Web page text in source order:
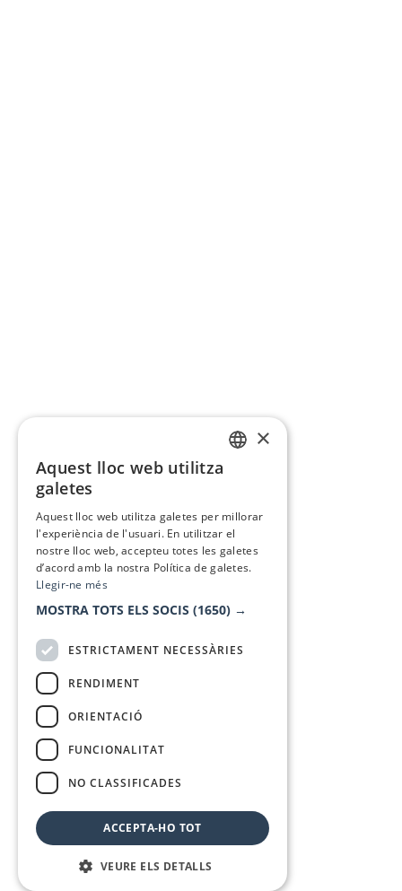
×
Aquest lloc web utilitza
galetes
Aquest lloc web utilitza galetes per millorar
l'experiència de l'usuari. En utilitzar el
nostre lloc web, accepteu totes les galetes
d’acord amb la nostra Política de galetes.
Llegir-ne més
MOSTRA TOTS ELS SOCIS (1650) →
ESTRICTAMENT NECESSÀRIES
RENDIMENT
ORIENTACIÓ
FUNCIONALITAT
NO CLASSIFICADES
ACCEPTA-HO TOT
VEURE ELS DETALLS